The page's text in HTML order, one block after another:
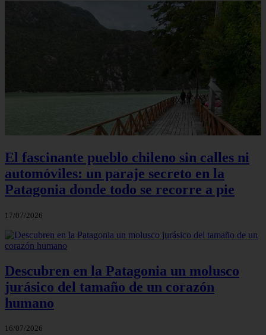
El fascinante pueblo chileno sin calles ni
automóviles: un paraje secreto en la
Patagonia donde todo se recorre a pie
17/07/2026
Descubren en la Patagonia un molusco
jurásico del tamaño de un corazón
humano
16/07/2026